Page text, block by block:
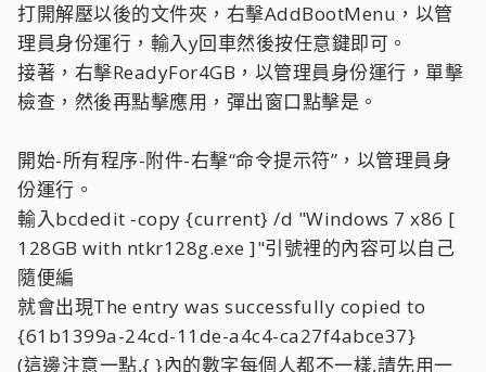
打開解壓以後的文件夾，右擊AddBootMenu，以管
理員身份運行，輸入y回車然後按任意鍵即可。
接著，右擊ReadyFor4GB，以管理員身份運行，單擊
檢查，然後再點擊應用，彈出窗口點擊是。
開始-所有程序-附件-右擊“命令提示符”，以管理員身
份運行。
輸入bcdedit -copy {current} /d "Windows 7 x86 [
128GB with ntkr128g.exe ]"引號裡的內容可以自己
隨便編
就會出現The entry was successfully copied to
{61b1399a-24cd-11de-a4c4-ca27f4abce37}
(這邊注意一點,{ }內的數字每個人都不一樣,請先用一